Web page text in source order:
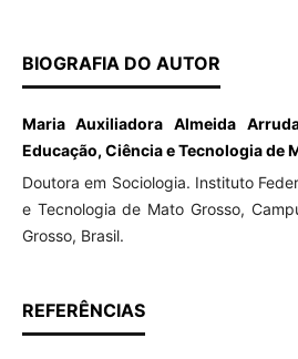
BIOGRAFIA DO AUTOR
Maria Auxiliadora Almeida
Educação, Ciência e Tecnologia de
Doutora em Sociologia. Instituto
e Tecnologia de Mato Grosso,
Grosso, Brasil.
REFERÊNCIAS